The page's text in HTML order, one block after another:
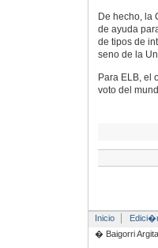
De hecho, la
de ayuda
de tipos de
seno de la
Para ELB,
voto del
Inicio
� Baigorri